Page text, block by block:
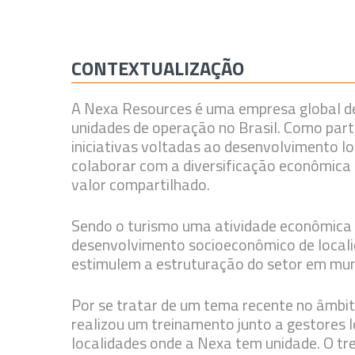
CONTEXTUALIZAÇÃO
A Nexa Resources é uma empresa global
unidades de operação no Brasil. Como
iniciativas voltadas ao desenvolvimento
colaborar com a diversificação
valor compartilhado.
Sendo o turismo uma atividade
desenvolvimento socioeconômico de
estimulem a estruturação do setor em
Por se tratar de um tema recente no
realizou um treinamento junto a gestores
localidades onde a Nexa tem unidade. O